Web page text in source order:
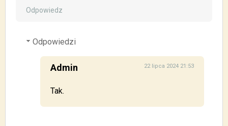
Odpowiedz
Odpowiedzi
Admin 22 lipca 2024 21:53
Tak.